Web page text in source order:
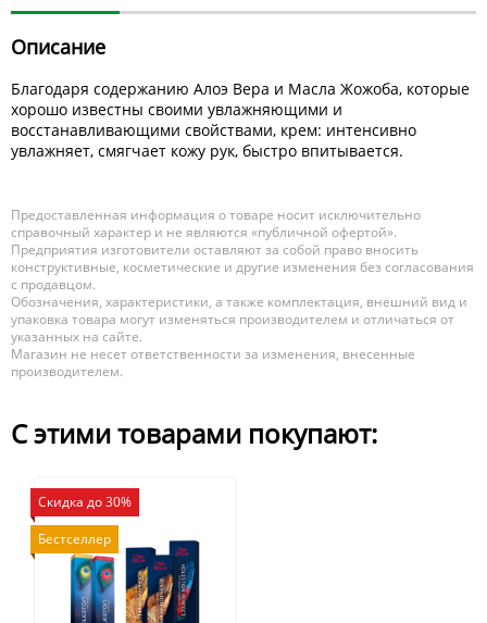
Описание
Благодаря содержанию Алоэ Вера и Масла Жожоба, которые
хорошо известны своими увлажняющими и
восстанавливающими свойствами, крем: интенсивно
увлажняет, смягчает кожу рук, быстро впитывается.
Предоставленная информация о товаре носит исключительно
справочный характер и не являются «публичной офертой».
Предприятия изготовители оставляют за собой право вносить
конструктивные, косметические и другие изменения без согласования
с продавцом.
Обозначения, характеристики, а также комплектация, внешний вид и
упаковка товара могут изменяться производителем и отличаться от
указанных на сайте.
Магазин не несет ответственности за изменения, внесенные
производителем.
С этими товарами покупают:
Скидка до 30%
Бестселлер